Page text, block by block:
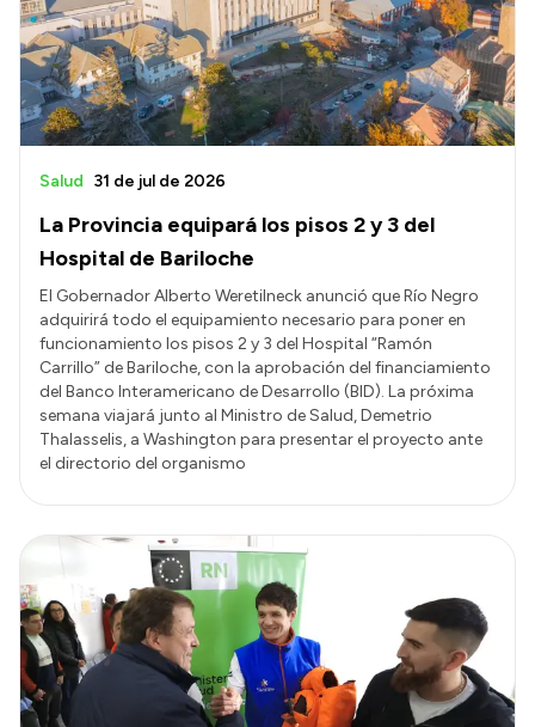
La Provincia equipará los pisos 2 y 3 del
Hospital de Bariloche
Salud 31 de jul de 2026
El Gobernador Alberto Weretilneck anunció que Río Negro
adquirirá todo el equipamiento necesario para poner en
funcionamiento los pisos 2 y 3 del Hospital “Ramón
Carrillo” de Bariloche, con la aprobación del financiamiento
del Banco Interamericano de Desarrollo (BID). La próxima
semana viajará junto al Ministro de Salud, Demetrio
Thalasselis, a Washington para presentar el proyecto ante
el directorio del organismo